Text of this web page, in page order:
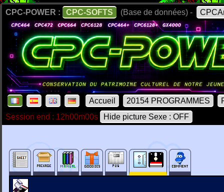
CPC-POWER : CPC-SOFTS (Base de données) -
Accueil 20154 PROGRAMMES
Session end : 12h00m00s
Hide picture Sexe : OFF